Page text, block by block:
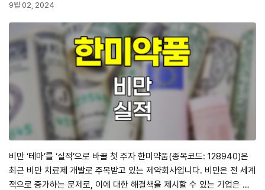
9월 02, 2024
비만 ‘테마’를 ‘실적’으로 바꿀 첫 주자 한미약품(종목코드: 128940)은
최근 비만 치료제 개발로 주목받고 있는 제약회사입니다. 비만은 전 세계
적으로 증가하는 문제로, 이에 대한 해결책을 제시할 수 있는 기업은 시